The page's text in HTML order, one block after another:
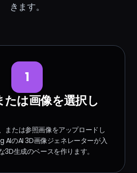
きます。
1
は画像を選択し
または参照画像をアップロードし
AIのAI 3D画像ジェネレーターが入
3D生成のベースを作ります。